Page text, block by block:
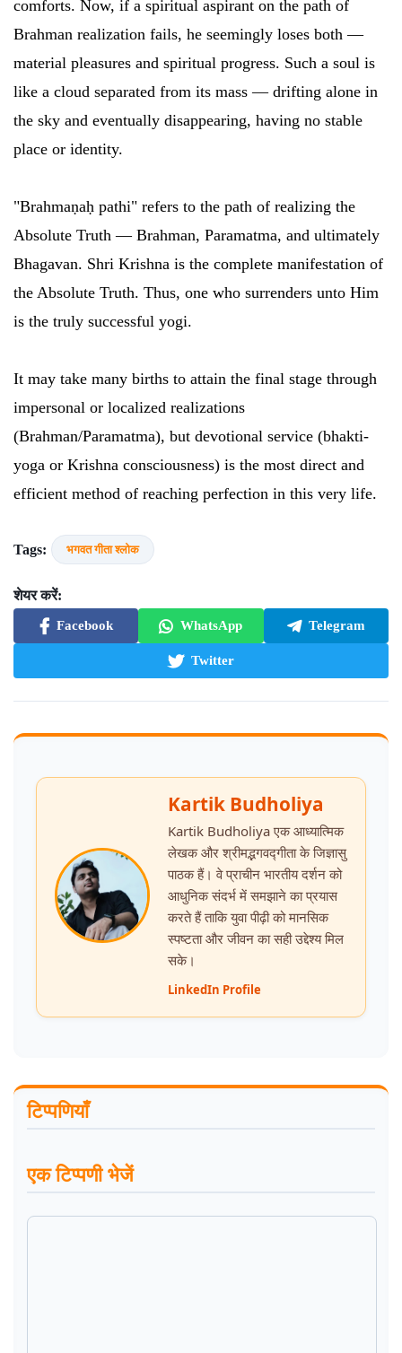
comforts. Now, if a spiritual aspirant on the path of
Brahman realization fails, he seemingly loses both —
material pleasures and spiritual progress. Such a soul is
like a cloud separated from its mass — drifting alone in
the sky and eventually disappearing, having no stable
place or identity.
"Brahmaṇaḥ pathi" refers to the path of realizing the
Absolute Truth — Brahman, Paramatma, and ultimately
Bhagavan. Shri Krishna is the complete manifestation of
the Absolute Truth. Thus, one who surrenders unto Him
is the truly successful yogi.
It may take many births to attain the final stage through
impersonal or localized realizations
(Brahman/Paramatma), but devotional service (bhakti-
yoga or Krishna consciousness) is the most direct and
efficient method of reaching perfection in this very life.
Tags: भगवत गीता श्लोक
शेयर करें:
Facebook WhatsApp Telegram
Twitter
Kartik Budholiya
Kartik Budholiya एक आध्यात्मिक
लेखक और श्रीमद्भगवद्गीता के जिज्ञासु
पाठक हैं। वे प्राचीन भारतीय दर्शन को
आधुनिक संदर्भ में समझाने का प्रयास
करते हैं ताकि युवा पीढ़ी को मानसिक
स्पष्टता और जीवन का सही उद्देश्य मिल
सके।
LinkedIn Profile
टिप्पणियाँ
एक टिप्पणी भेजें